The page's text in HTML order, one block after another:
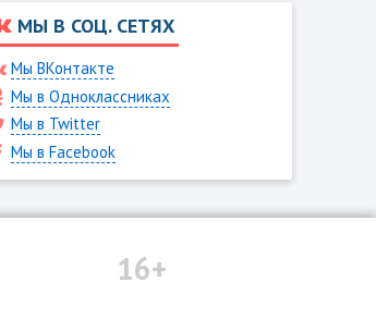
МЫ В СОЦ. СЕТЯХ
Мы ВКонтакте
Мы в Одноклассниках
Мы в Twitter
Мы в Facebook
16+